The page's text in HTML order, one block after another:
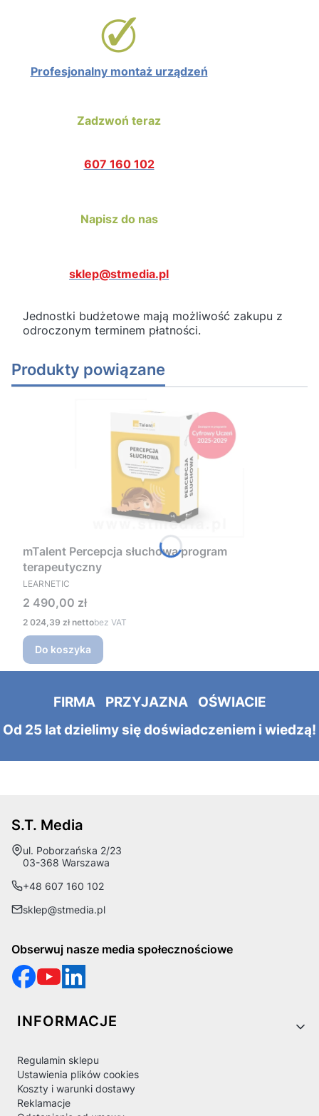
Profesjonalny montaż urządzeń
Zadzwoń teraz
607 160 102
Napisz do nas
sklep@stmedia.pl
Jednostki budżetowe mają możliwość zakupu z
odroczonym terminem płatności.
Produkty powiązane
mTalent Percepcja słuchowa program
terapeutyczny
PRODUCENT
LEARNETIC
Cena
2 490,00 zł
Cena
2 024,39 zł bez VAT
Do koszyka
FIRMA PRZYJAZNA OŚWIACIE
Od 25 lat dzielimy się doświadczeniem i wiedzą!
S.T. Media
Adres:
ul. Poborzańska 2/23
03-368 Warszawa
+48 607 160 102
sklep@stmedia.pl
Obserwuj nasze media społecznościowe
Linki w stopce
INFORMACJE
Regulamin sklepu
Ustawienia plików cookies
Koszty i warunki dostawy
Reklamacje